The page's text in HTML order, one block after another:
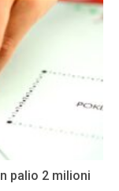
palio 2 milioni